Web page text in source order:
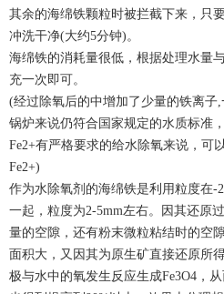
其余的海绵铁颗粒时被拦截下来，只
冲洗干净(大约5分钟)。
海绵铁的消耗量很低，根据处理水量
充一次即可。
(经过除氧后的中增加了少量的铁离子
锅炉来说仍符合国家规定的水质标准
Fe2+有严格要求的给水除氧来说，可
Fe2+)
作为水除氧剂的海绵铁是利用粒度在-
一起，粒度为2-5mm左右。因其还原
量的空隙，还有粉末微粒粘结时的空
面积大，又因其为原生矿直接还原所
极与水中的氧发生反应生成Fe3O4，